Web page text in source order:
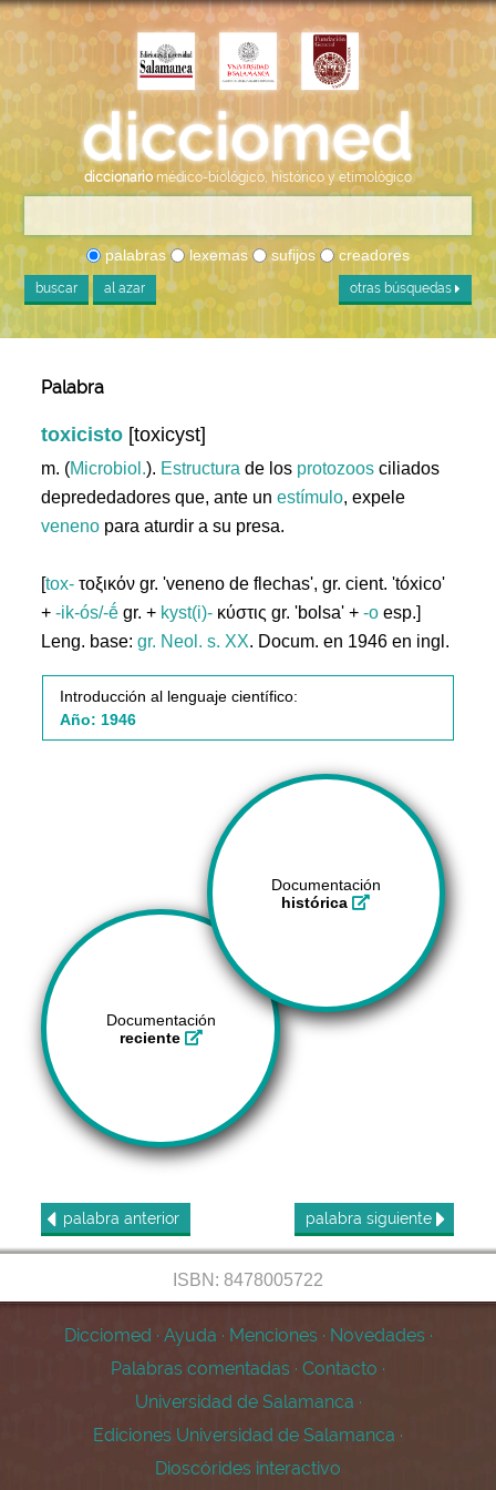
diccionario médico-biológico, histórico y etimológico
palabras lexemas sufijos creadores
buscar al azar otras búsquedas
Palabra
toxicisto [toxicyst]
m. (Microbiol.). Estructura de los protozoos ciliados
deprededadores que, ante unestímulo, expele
veneno para aturdir a su presa.
[tox- τοξικόν gr. 'veneno de flechas', gr. cient. 'tóxico'
+-ik-ós/-ḗ gr. + kyst(i)- κύστις gr. 'bolsa' +-o esp.]
Leng. base:gr. Neol. s. XX. Docum. en 1946 en ingl.
Introducción al lenguaje científico:
Año: 1946
Documentación
histórica
Documentación
reciente
palabra anterior palabra siguiente
ISBN: 8478005722
Dicciomed · Ayuda · Menciones · Novedades ·
Palabras comentadas · Contacto ·
Universidad de Salamanca ·
Ediciones Universidad de Salamanca ·
Dioscórides interactivo